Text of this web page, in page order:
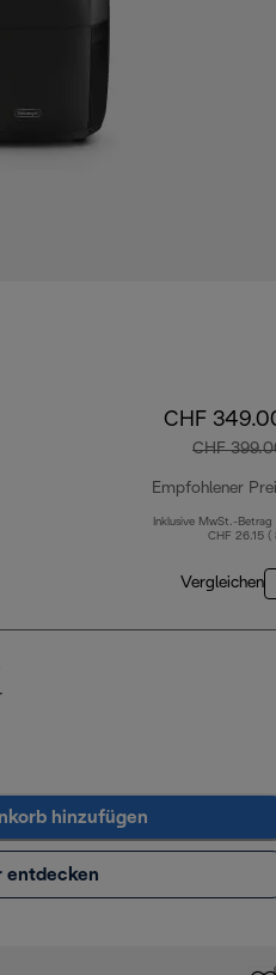
CHF
CHF
Empfohlener
Inklusive MwSt.-Betrag
CHF 26.15 (
Vergleichen
hinzufügen
entdecken